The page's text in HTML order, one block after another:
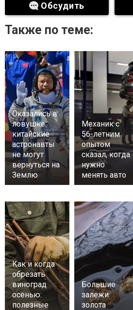
Обсудить
Также по теме:
Оказались в
ловушке:
китайские
астронавты
не могут
вернуться на
Землю
Механик с
56-летним
опытом
сказал, когда
нужно
менять авто
Как и когда
обрезать
виноград
осенью:
полезные
Большие
залежи
золота